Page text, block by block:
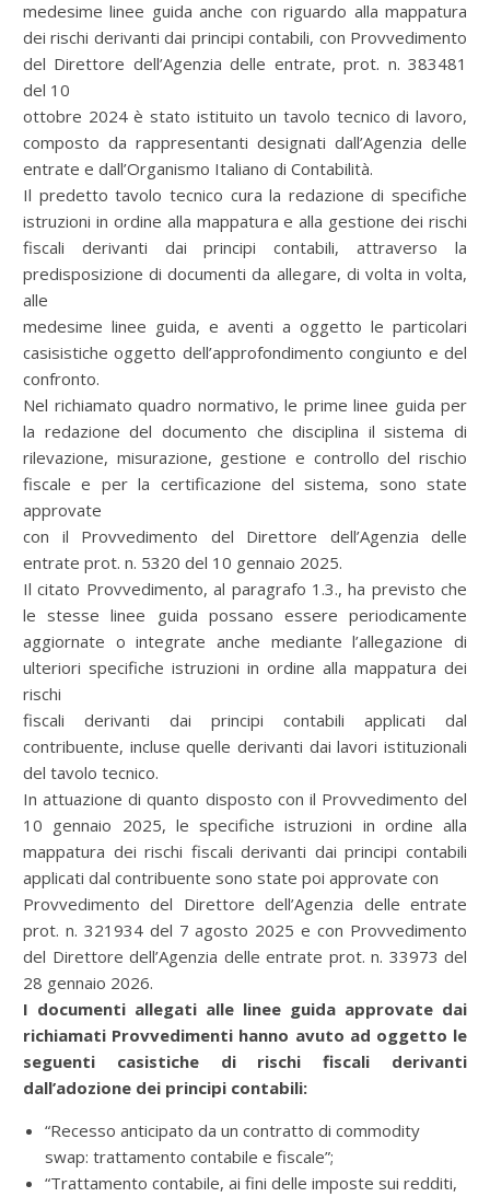
medesime linee guida anche con riguardo alla mappatura
dei rischi derivanti dai principi contabili, con Provvedimento
del Direttore dell’Agenzia delle entrate, prot. n. 383481
del 10
ottobre 2024 è stato istituito un tavolo tecnico di lavoro,
composto da rappresentanti designati dall’Agenzia delle
entrate e dall’Organismo Italiano di Contabilità.
Il predetto tavolo tecnico cura la redazione di specifiche
istruzioni in ordine alla mappatura e alla gestione dei rischi
fiscali derivanti dai principi contabili, attraverso la
predisposizione di documenti da allegare, di volta in volta,
alle
medesime linee guida, e aventi a oggetto le particolari
casisistiche oggetto dell’approfondimento congiunto e del
confronto.
Nel richiamato quadro normativo, le prime linee guida per
la redazione del documento che disciplina il sistema di
rilevazione, misurazione, gestione e controllo del rischio
fiscale e per la certificazione del sistema, sono state
approvate
con il Provvedimento del Direttore dell’Agenzia delle
entrate prot. n. 5320 del 10 gennaio 2025.
Il citato Provvedimento, al paragrafo 1.3., ha previsto che
le stesse linee guida possano essere periodicamente
aggiornate o integrate anche mediante l’allegazione di
ulteriori specifiche istruzioni in ordine alla mappatura dei
rischi
fiscali derivanti dai principi contabili applicati dal
contribuente, incluse quelle derivanti dai lavori istituzionali
del tavolo tecnico.
In attuazione di quanto disposto con il Provvedimento del
10 gennaio 2025, le specifiche istruzioni in ordine alla
mappatura dei rischi fiscali derivanti dai principi contabili
applicati dal contribuente sono state poi approvate con
Provvedimento del Direttore dell’Agenzia delle entrate
prot. n. 321934 del 7 agosto 2025 e con Provvedimento
del Direttore dell’Agenzia delle entrate prot. n. 33973 del
28 gennaio 2026.
I documenti allegati alle linee guida approvate dai
richiamati Provvedimenti hanno avuto ad oggetto le
seguenti casistiche di rischi fiscali derivanti
dall’adozione dei principi contabili:
“Recesso anticipato da un contratto di commodity
swap: trattamento contabile e fiscale”;
“Trattamento contabile, ai fini delle imposte sui redditi,